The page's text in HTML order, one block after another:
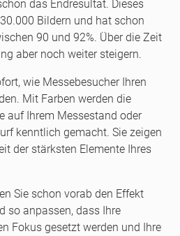
das Endresultat. Dieses
Bildern und hat schon
90 und 92%. Über die Zeit
aber noch weiter steigern.
wie Messebesucher Ihren
Mit Farben werden die
auf Ihrem Messestand oder
kenntlich gemacht. Sie zeigen
der stärksten Elemente Ihres
Sie schon vorab den Effekt
so anpassen, dass Ihre
Fokus gesetzt werden und Ihre